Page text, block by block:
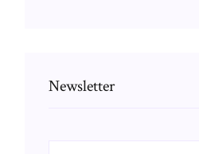
Newsletter